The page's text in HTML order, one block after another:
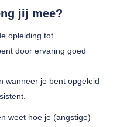
jij mee?
opleiding tot
door ervaring goed
wanneer je bent opgeleid
weet hoe je (angstige)